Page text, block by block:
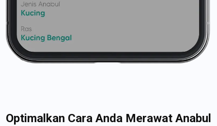
Optimalkan Cara Anda Merawat Anabul